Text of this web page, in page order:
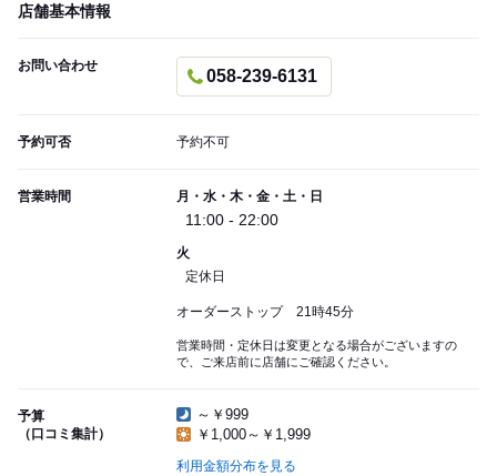
店舗基本情報
お問い合わせ
058-239-6131
予約可否 予約不可
営業時間 月・水・木・金・土・日
11:00 - 22:00
火
定休日
オーダーストップ 21時45分
営業時間・定休日は変更となる場合がございますの
で、ご来店前に店舗にご確認ください。
予算
（口コミ集計）
～￥999
￥1,000～￥1,999
利用金額分布を見る